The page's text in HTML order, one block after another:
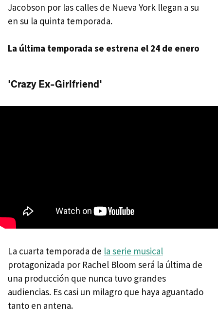
Jacobson por las calles de Nueva York llegan a su
en su la quinta temporada.
La última temporada se estrena el 24 de enero
'Crazy Ex-Girlfriend'
La cuarta temporada de la serie musical
protagonizada por Rachel Bloom será la última de
una producción que nunca tuvo grandes
audiencias. Es casi un milagro que haya aguantado
tanto en antena.